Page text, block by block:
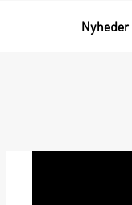
Nyheder